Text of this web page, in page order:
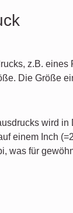
z.B.
Die Größe
wird
einem Inch
was für